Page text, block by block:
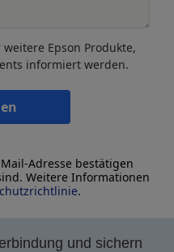
Epson Produkte,
informiert werden.
Adresse bestätigen
Weitere Informationen
.
und sichern